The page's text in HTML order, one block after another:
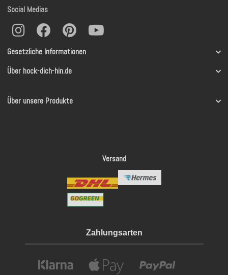
Gesetzliche Informationen
Über hock-dich-hin.de
Über unsere Produkte
Social Medias
Versand
Zahlungsarten